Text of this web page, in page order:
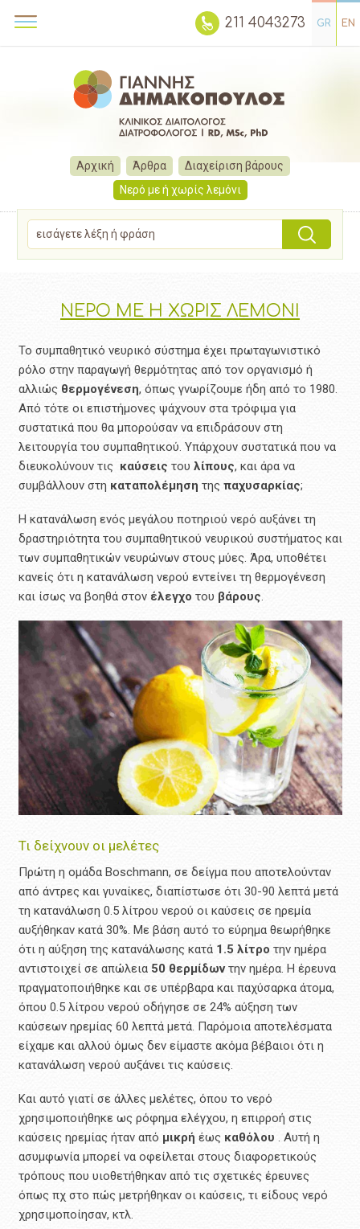
GR EN
211 4043273
Αρχική Άρθρα
Διαχείριση βάρους
Νερό με ή χωρίς λεμόνι
ΝΕΡΟ ΜΕ Η ΧΩΡΙΣ ΛΕΜΟΝΙ
Το συμπαθητικό νευρικό σύστημα έχει πρωταγωνιστικό
ρόλο στην παραγωγή θερμότητας από τον οργανισμό ή
αλλιώς θερμογένεση, όπως γνωρίζουμε ήδη από το 1980.
Από τότε οι επιστήμονες ψάχνουν στα τρόφιμα για
συστατικά που θα μπορούσαν να επιδράσουν στη
λειτουργία του συμπαθητικού. Υπάρχουν συστατικά που να
διευκολύνουν τις καύσεις του λίπους, και άρα να
συμβάλλουν στη καταπολέμηση της παχυσαρκίας;
Η κατανάλωση ενός μεγάλου ποτηριού νερό αυξάνει τη
δραστηριότητα του συμπαθητικού νευρικού συστήματος και
των συμπαθητικών νευρώνων στους μύες. Άρα, υποθέτει
κανείς ότι η κατανάλωση νερού εντείνει τη θερμογένεση
και ίσως να βοηθά στον έλεγχο του βάρους.
Τι δείχνουν οι μελέτες
Πρώτη η ομάδα Boschmann, σε δείγμα που αποτελούνταν
από άντρες και γυναίκες, διαπίστωσε ότι 30-90 λεπτά μετά
τη κατανάλωση 0.5 λίτρου νερού οι καύσεις σε ηρεμία
αυξήθηκαν κατά 30%. Με βάση αυτό το εύρημα θεωρήθηκε
ότι η αύξηση της κατανάλωσης κατά 1.5 λίτρο την ημέρα
αντιστοιχεί σε απώλεια 50 θερμίδωντην ημέρα. Η έρευνα
πραγματοποιήθηκε και σε υπέρβαρα και παχύσαρκα άτομα,
όπου 0.5 λίτρου νερού οδήγησε σε 24% αύξηση των
καύσεων ηρεμίας 60 λεπτά μετά. Παρόμοια αποτελέσματα
είχαμε και αλλού όμως δεν είμαστε ακόμα βέβαιοι ότι η
κατανάλωση νερού αυξάνει τις καύσεις.
Και αυτό γιατί σε άλλες μελέτες, όπου το νερό
χρησιμοποιήθηκε ως ρόφημα ελέγχου, η επιρροή στις
καύσεις ηρεμίας ήταν από μικρή έως καθόλου . Αυτή η
ασυμφωνία μπορεί να οφείλεται στους διαφορετικούς
τρόπους που υιοθετήθηκαν από τις σχετικές έρευνες
όπως πχ στο πώς μετρήθηκαν οι καύσεις, τι είδους νερό
χρησιμοποίησαν, κτλ.